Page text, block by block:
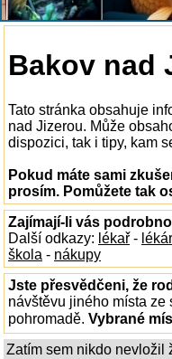
Bakov nad
Tato stránka obsahuje
nad Jizerou. Může
dispozici, tak i tipy, kam
Pokud máte sami
prosím. Pomůžete tak
Zajímají-li vás
Další odkazy: lékař -
škola - nákupy
Jste přesvědčeni, že
návštěvu jiného místa ze
pohromadě. Vybrané
Zatím sem nikdo nevložil